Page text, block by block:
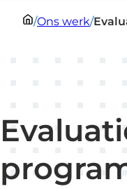
/Ons werk/